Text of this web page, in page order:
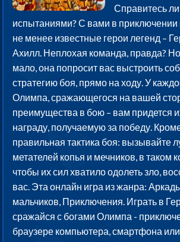
Справитесь
испытаниями? С вами в
не менее известные герои легенд –
Ахилл. Неплохая команда, правда? Но
мало, она попросит вас выстроить
стратегию боя, прямо на ходу. У
Олимпа, сражающегося на вашей
преимущества в бою – вам придется
награду, получаемую за победу.
правильная тактика боя: вызывайте
метателей копья и мечников, в таком
чтобы их сил хватило одолеть зло,
вас. Эта онлайн игра из жанра:
мальчиков, Приключения. Играть в
сражайся с богами Олимпа -
браузере компьютера, смартфона